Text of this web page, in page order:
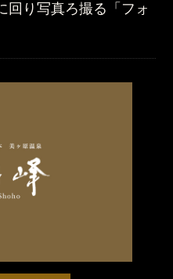
回り写真ろ撮る「フォ